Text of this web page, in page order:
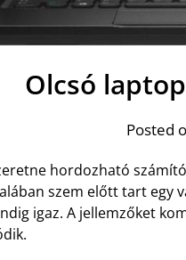
Olcsó
Posted
hordozható
szem előtt tart egy
igaz. A jellemzőket